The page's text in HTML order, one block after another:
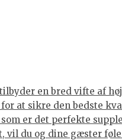
en bred vifte af
at sikre den bedste
er det perfekte
du og dine gæster